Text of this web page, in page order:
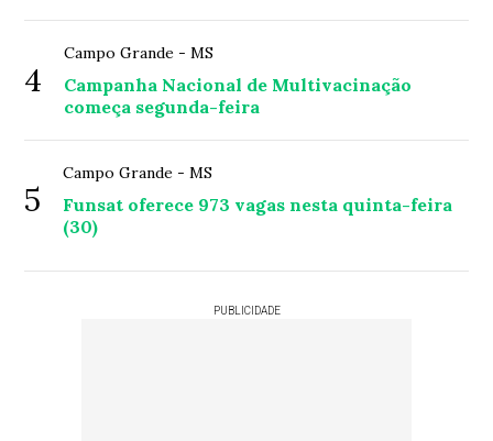
4
Campo Grande - MS
Campanha Nacional de Multivacinação
começa segunda-feira
5
Campo Grande - MS
Funsat oferece 973 vagas nesta quinta-feira
(30)
PUBLICIDADE